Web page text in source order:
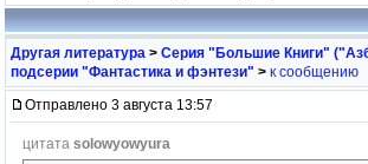
Другая литература > Серия "Большие Книги"
подсерии "Фантастика и фэнтези" > к сообщению
Отправлено 3 августа 13:57
цитата solowyowyura